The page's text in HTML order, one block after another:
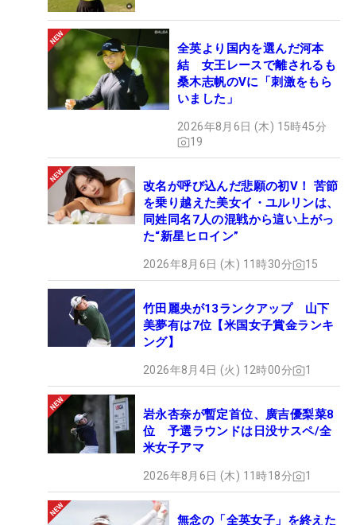
全英より国内を選んだ河本
結 女王レースで離されるも
桑木志帆のVに「刺激をもら
いました」
2026年8月6日 (木) 15時45分
19
改名が呼び込んだ悲願の初V！ 苦節
を乗り越えた美女イ・ユルリンは、
同姓同名7人の混戦から這い上がっ
た“新星ヒロイン”
2026年8月6日 (木) 11時30分 15
竹田麗央が13ランクアップ 山下
美夢有は7位【米国女子賞金ランキ
ング】
2026年8月4日 (火) 12時00分 1
岩永杏奈が暫定首位、廣吉優梨菜8
位 予選ラウンドは日没サスペ/全
米女子アマ
2026年8月6日 (木) 11時18分 1
無念の「全英女子」を終えた